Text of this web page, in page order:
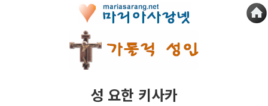
성 요한 키사카